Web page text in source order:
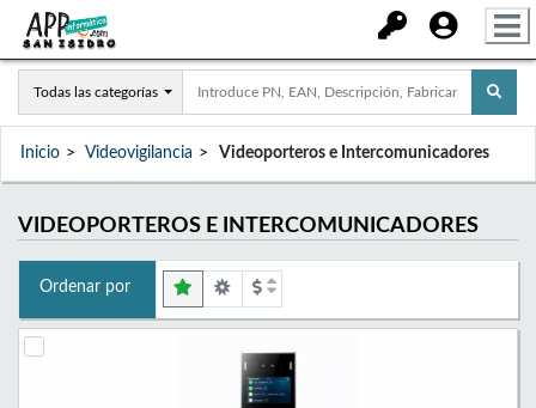
Todas las categorías
Inicio Videovigilancia Videoporteros e Intercomunicadores
VIDEOPORTEROS E INTERCOMUNICADORES
Ordenar por